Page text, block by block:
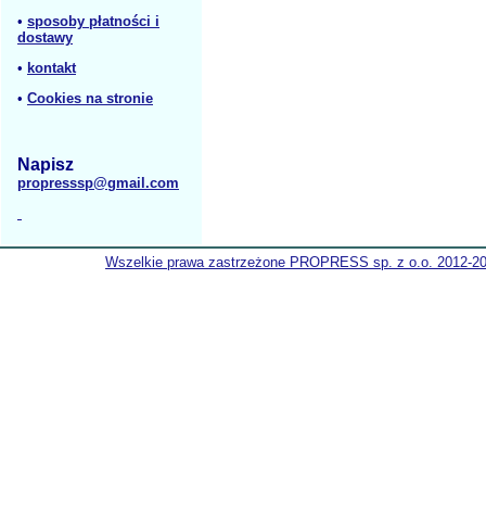
• sposoby płatności i
dostawy
• kontakt
• Cookies na stronie
Napisz
propresssp@gmail.com
Wszelkie prawa zastrzeżone PROPRESS sp. z o.o. 2012-